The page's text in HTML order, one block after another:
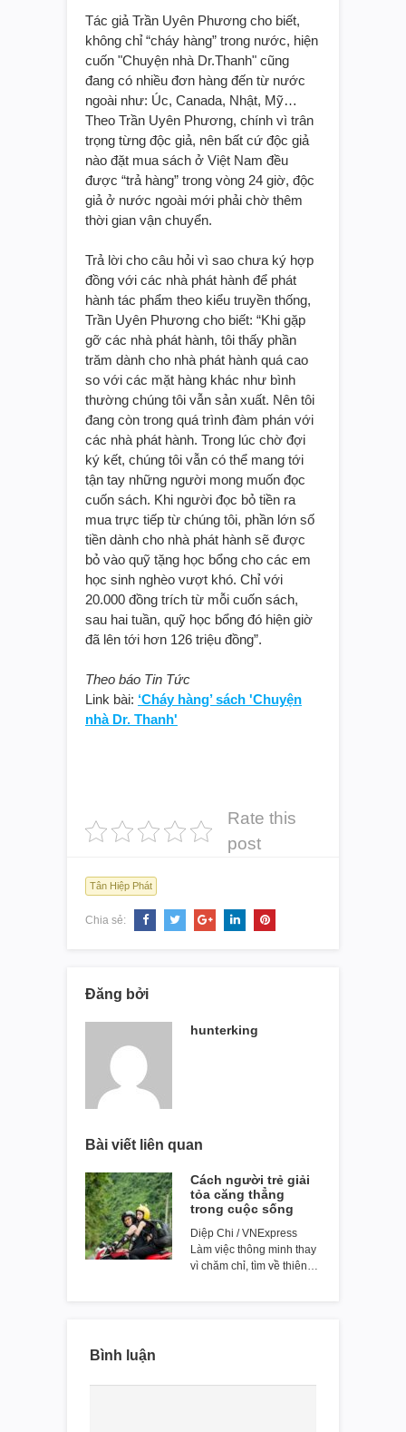
Tác giả Trần Uyên Phương cho biết,
không chỉ “cháy hàng” trong nước, hiện
cuốn "Chuyện nhà Dr.Thanh" cũng
đang có nhiều đơn hàng đến từ nước
ngoài như: Úc, Canada, Nhật, Mỹ…
Theo Trần Uyên Phương, chính vì trân
trọng từng độc giả, nên bất cứ độc giả
nào đặt mua sách ở Việt Nam đều
được “trả hàng” trong vòng 24 giờ, độc
giả ở nước ngoài mới phải chờ thêm
thời gian vận chuyển.
Trả lời cho câu hỏi vì sao chưa ký hợp
đồng với các nhà phát hành để phát
hành tác phẩm theo kiểu truyền thống,
Trần Uyên Phương cho biết: “Khi gặp
gỡ các nhà phát hành, tôi thấy phần
trăm dành cho nhà phát hành quá cao
so với các mặt hàng khác như bình
thường chúng tôi vẫn sản xuất. Nên tôi
đang còn trong quá trình đàm phán với
các nhà phát hành. Trong lúc chờ đợi
ký kết, chúng tôi vẫn có thể mang tới
tận tay những người mong muốn đọc
cuốn sách. Khi người đọc bỏ tiền ra
mua trực tiếp từ chúng tôi, phần lớn số
tiền dành cho nhà phát hành sẽ được
bỏ vào quỹ tặng học bổng cho các em
học sinh nghèo vượt khó. Chỉ với
20.000 đồng trích từ mỗi cuốn sách,
sau hai tuần, quỹ học bổng đó hiện giờ
đã lên tới hơn 126 triệu đồng”.
Theo báo Tin Tức
Link bài: ‘Cháy hàng’ sách 'Chuyện
nhà Dr. Thanh'
Rate this
post
Tân Hiệp Phát
Chia sẻ:
Đăng bởi
hunterking
Bài viết liên quan
Cách người trẻ giải
tỏa căng thẳng
trong cuộc sống
Diệp Chi / VNExpress
Làm việc thông minh thay
vì chăm chỉ, tìm về thiên…
Bình luận